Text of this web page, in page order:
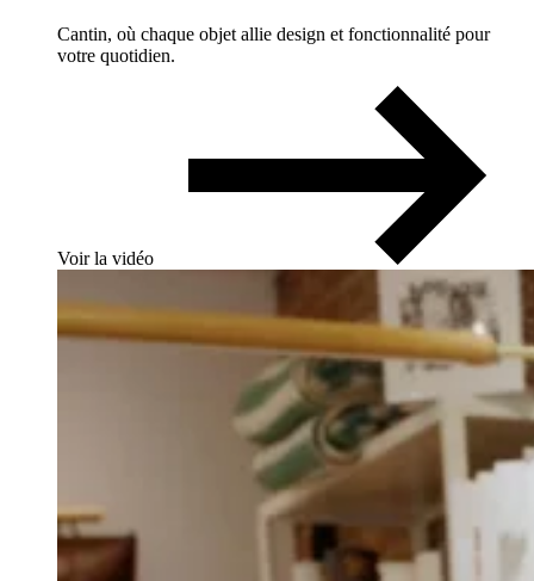
Cantin, où chaque objet allie design et fonctionnalité pour
votre quotidien.
Voir la vidéo